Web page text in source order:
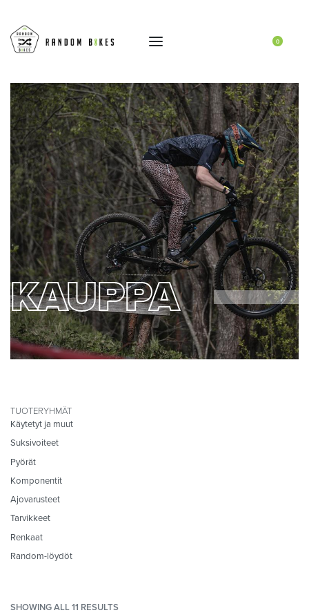
0
KAUPPA
TUOTERYHMÄT
Käytetyt ja muut
Suksivoiteet
Pyörät
Komponentit
Ajovarusteet
Tarvikkeet
Renkaat
Random-löydöt
SHOWING ALL 11 RESULTS